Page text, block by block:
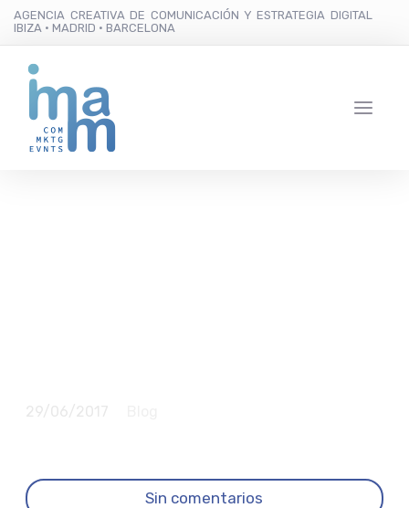
AGENCIA CREATIVA DE COMUNICACIÓN Y ESTRATEGIA DIGITAL
IBIZA · MADRID · BARCELONA
Sin comentarios